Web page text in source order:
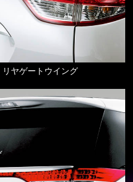
ヤゲートウイング